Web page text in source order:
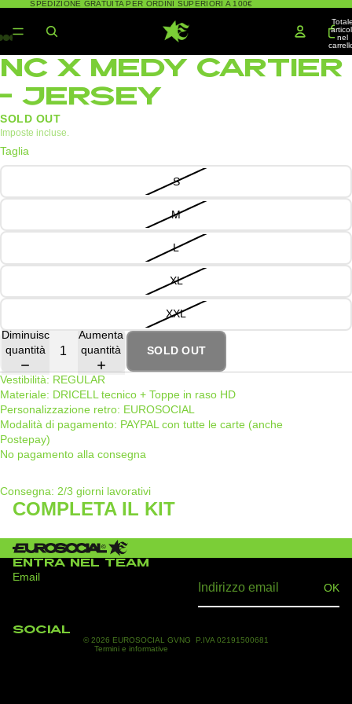
SPEDIZIONE GRATUITA PER ORDINI SUPERIORI A 100€
nel
NC X MEDY CARTIER
– JERSEY
SOLD OUT
Imposte incluse.
Taglia
S
M
L
XL
XXL
Diminuisci
quantità
Aumenta
quantità
SOLD OUT
Vestibilità: REGULAR
Materiale: DRICELL tecnico + Toppe in raso HD
Personalizzazione retro: EUROSOCIAL
Modalità di pagamento: PAYPAL con tutte le carte (anche
Postepay)
No pagamento alla consegna
Consegna: 2/3 giorni lavorativi
COMPLETA IL KIT
ENTRA NEL TEAM
Email
OK
SOCIAL
© 2026 EUROSOCIAL GVNG P.IVA 02191500681
Termini e informative
Informativa sulla privacy
Termini e condizioni del servizio